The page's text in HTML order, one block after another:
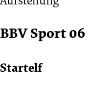
01.07.1918
BBV Sport 06
Startelf